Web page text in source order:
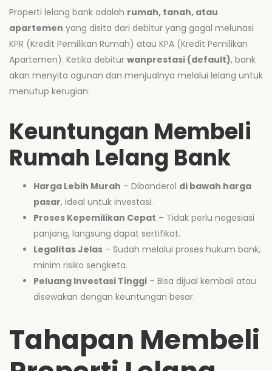
Properti lelang bank adalah rumah, tanah, atau
apartemen yang disita dari debitur yang gagal melunasi
KPR (Kredit Pemilikan Rumah) atau KPA (Kredit Pemilikan
Apartemen). Ketika debitur wanprestasi (default), bank
akan menyita agunan dan menjualnya melalui lelang untuk
menutup kerugian.
Keuntungan Membeli
Rumah Lelang Bank
Harga Lebih Murah – Dibanderol di bawah harga
pasar, ideal untuk investasi.
Proses Kepemilikan Cepat – Tidak perlu negosiasi
panjang, langsung dapat sertifikat.
Legalitas Jelas – Sudah melalui proses hukum bank,
minim risiko sengketa.
Peluang Investasi Tinggi – Bisa dijual kembali atau
disewakan dengan keuntungan besar.
Tahapan Membeli